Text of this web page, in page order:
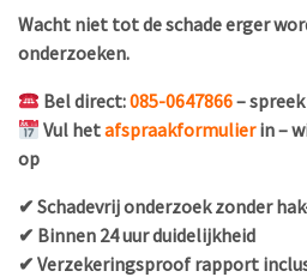
Wacht niet tot de schade erger
onderzoeken.
Bel direct:085-0647866–
Vul hetafspraakformulierin –
op
✔ Schadevrij onderzoek zonder
✔ Binnen 24 uur duidelijkheid
✔ Verzekeringsproof rapport